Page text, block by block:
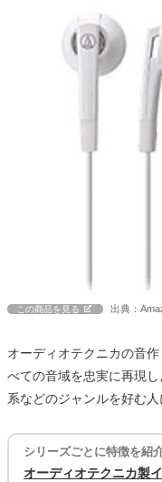
この商品を見る 出典：
オーディオテクニカの音作
べての音域を忠実に再現
系などのジャンルを好む人
シリーズごとに特徴を紹
オーディオテクニカ製